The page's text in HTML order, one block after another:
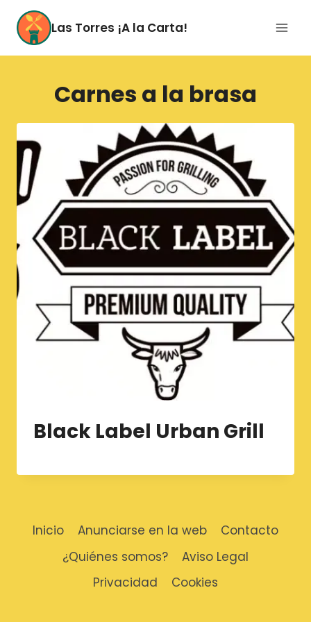
Saltar
contenido
Las Torres ¡A la Carta!
Carnes a la brasa
Black Label Urban Grill
Inicio Anunciarse en la web
Contacto
¿Quiénes somos?
Aviso Legal
Privacidad
Cookies